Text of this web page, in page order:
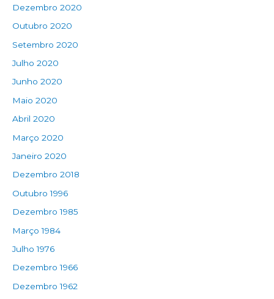
Dezembro 2020
Outubro 2020
Setembro 2020
Julho 2020
Junho 2020
Maio 2020
Abril 2020
Março 2020
Janeiro 2020
Dezembro 2018
Outubro 1996
Dezembro 1985
Março 1984
Julho 1976
Dezembro 1966
Dezembro 1962